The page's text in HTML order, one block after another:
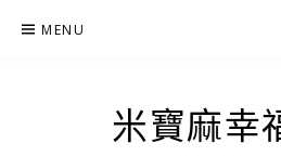
MENU
米寶麻幸